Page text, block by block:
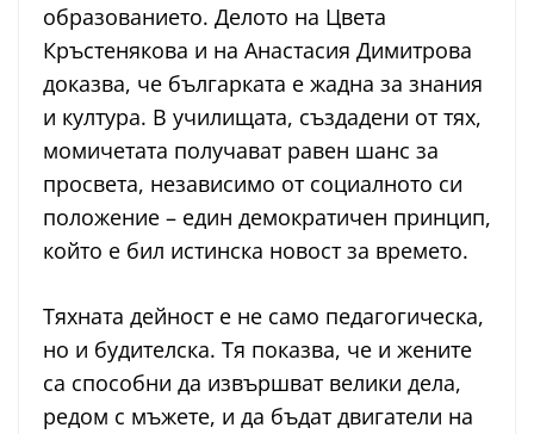
образованието. Делото на Цвета
Кръстенякова и на Анастасия Димитрова
доказва, че българката е жадна за знания
и култура. В училищата, създадени от тях,
момичетата получават равен шанс за
просвета, независимо от социалното си
положение – един демократичен принцип,
който е бил истинска новост за времето.
Тяхната дейност е не само педагогическа,
но и будителска. Тя показва, че и жените
са способни да извършват велики дела,
редом с мъжете, и да бъдат двигатели на